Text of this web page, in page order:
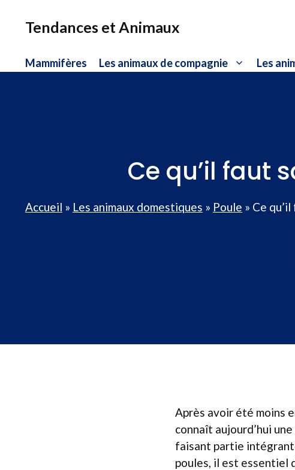
Tendances et Animaux
Mammifères Les animaux de compagnie Les
Ce qu’il faut
Accueil » Les animaux domestiques » Poule » Ce
Après avoir été moins
connaît aujourd’hui
faisant partie
poules, il est essentiel